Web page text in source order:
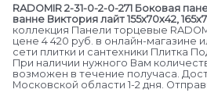
RADOMIR 2-31-0-2-0-271 Боковая
ванне Виктория лайт 155х70х42,
коллекция Панели торцевые
цене 4 420 руб. в онлайн-магазине
сети плитки и сантехники Плитка
При наличии нужного Вам
возможен в течение получаса.
Московской области 1-2 дня.